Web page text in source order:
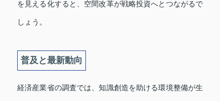
を見える化すると、空間改革が戦略投資へとつながるで
しょう。
普及と最新動向
経済産業省の調査では、知識創造を助ける環境整備が生